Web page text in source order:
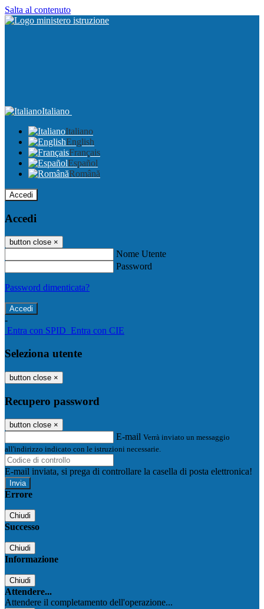
Salta al contenuto
Italiano
Italiano
English
Français
Español
Română
Accedi
Accedi
button close ×
Nome Utente
Password
Password dimenticata?
-
Entra con SPID Entra con CIE
Seleziona utente
button close ×
Recupero password
button close ×
E-mail Verrà inviato un messaggio
all'indirizzo indicato con le istruzioni necessarie.
E-mail inviata, si prega di controllare la casella di posta elettronica!
Errore
Chiudi
Successo
Chiudi
Informazione
Chiudi
Attendere...
Attendere il completamento dell'operazione...